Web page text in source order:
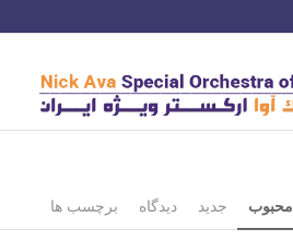
محبوب جدید دیدگاه برچسب ها